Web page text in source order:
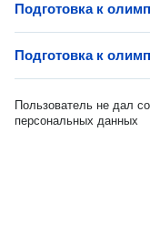
Подготовка к
Подготовка к
Пользователь не дал
персональных данных